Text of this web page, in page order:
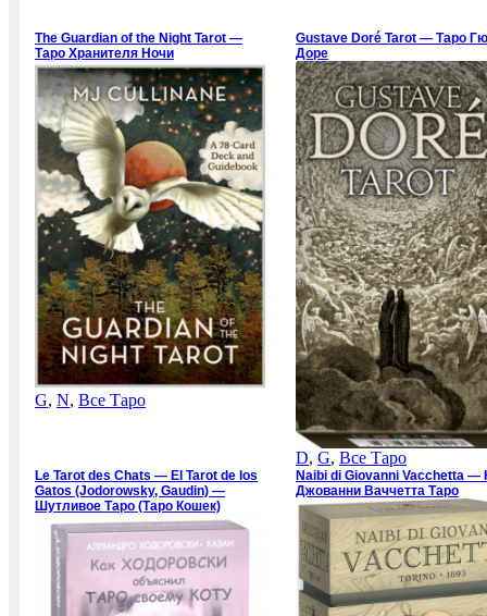
The Guardian of the Night Tarot —
Таро Хранителя Ночи
G, N, Все Таро
Gustave Doré Tarot — Таро
Доре
D, G, Все Таро
Le Tarot des Chats — El Tarot de los
Gatos (Jodorowsky, Gaudin) —
Шутливое Таро (Таро Кошек)
Naibi di Giovanni Vacchetta —
Джованни Ваччетта Таро